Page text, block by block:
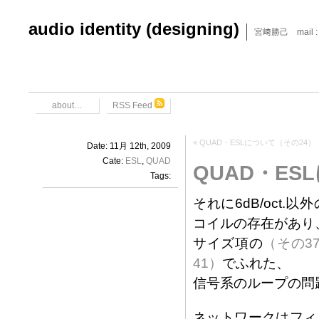
audio identity (designing) 宮﨑勝己 mail :
about… RSS Feed
Date: 11月 12th, 2009
Cate: ESL, QUAD
Tags:
« QUAD・ESLについて（その24）
QUAD・
それに6dB/oct.以
コイルの存在があり
サイズ項の （その
41） でふれた、
信号系のループの